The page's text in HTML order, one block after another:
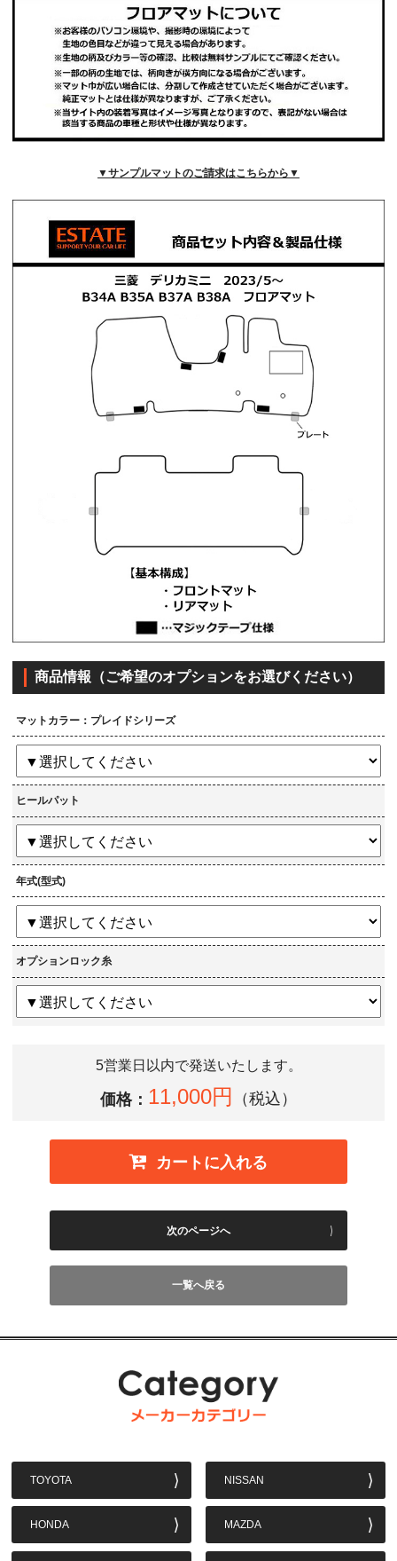
▼サンプルマットのご請求はこちらから▼
商品情報（ご希望のオプションをお選びください）
マットカラー：プレイドシリーズ
ヒールパット
年式(型式)
オプションロック糸
5営業日以内で発送いたします。
価格： 11,000円 （税込）
カートに入れる
次のページへ
一覧へ戻る
TOYOTA NISSAN
HONDA MAZDA